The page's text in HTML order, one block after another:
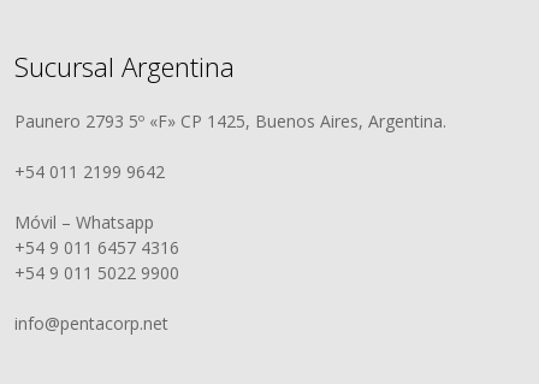
Sucursal Argentina
Paunero 2793 5º «F» CP 1425, Buenos Aires, Argentina.
+54 011 2199 9642
Móvil – Whatsapp
+54 9 011 6457 4316
+54 9 011 5022 9900
info@pentacorp.net